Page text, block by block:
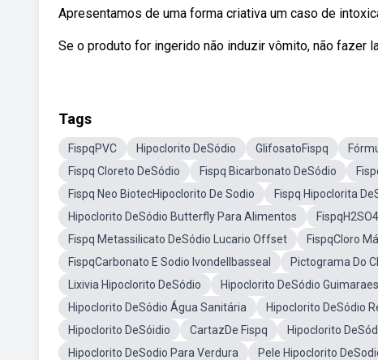
Apresentamos de uma forma criativa um caso de
Se o produto for ingerido não induzir vômito, não fazer
Tags
FispqPVC Hipoclorito DeSódio GlifosatoFispq
Fispq Cloreto DeSódio
Fispq Bicarbonato DeSódio
Fispq Neo BiotecHipoclorito De Sodio
Fispq Hipoclorita
Hipoclorito DeSódio Butterfly Para Alimentos
Fispq Metassilicato DeSódio Lucario Offset
FispqCloro
FispqCarbonato E Sodio Ivondellbasseal
Pictograma Do
Lixivia Hipoclorito DeSódio
Hipoclorito DeSódio Guimaraes
Hipoclorito DeSódio Água Sanitária
Hipoclorito DeSódio
Hipoclorito DeSóidio
CartazDe Fispq Hipoclorito
Hipoclorito DeSodio Para Verdura
Pele Hipoclorito